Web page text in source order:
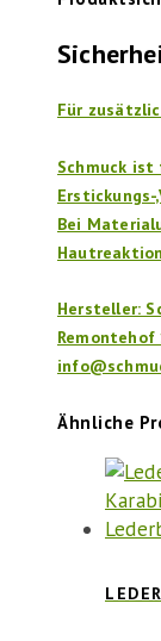
Für
Schmuck
Bei
Hersteller:
Remontehof
Ähnliche